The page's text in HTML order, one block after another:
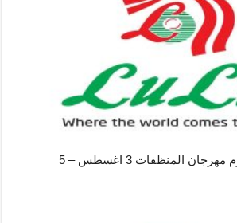
عروض لولو قطر اليوم مهرجان المنظفات 3 اغسطس – 5